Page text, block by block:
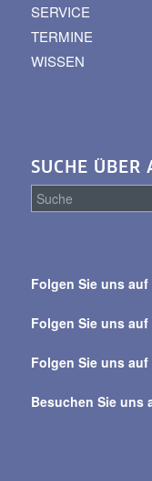
SERVICE
TERMINE
WISSEN
SUCHE ÜBER
alle
Folgen Sie uns
Folgen Sie uns
Folgen Sie uns
Besuchen Sie uns